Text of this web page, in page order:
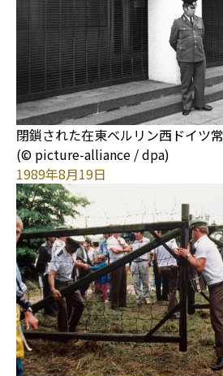
閉鎖された在東ベルリン西ドイツ
(© picture-alliance / dpa)
1989年8月19日